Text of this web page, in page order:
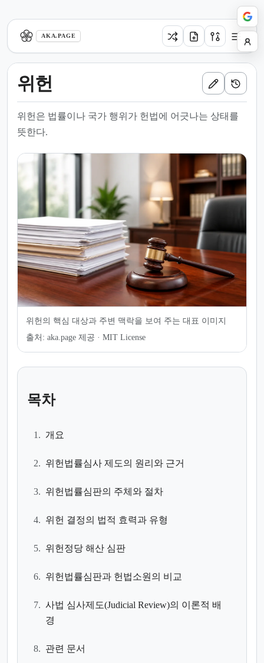
AKA.PAGE
위헌
위헌은 법률이나 국가 행위가 헌법에 어긋나는 상태를
뜻한다.
위헌의 핵심 대상과 주변 맥락을 보여 주는 대표 이미지
출처: aka.page 제공 · MIT License
목차
1. 개요
2. 위헌법률심사 제도의 원리와 근거
3. 위헌법률심판의 주체와 절차
4. 위헌 결정의 법적 효력과 유형
5. 위헌정당 해산 심판
6. 위헌법률심판과 헌법소원의 비교
7. 사법 심사제도(Judicial Review)의 이론적 배
경
8. 관련 문서